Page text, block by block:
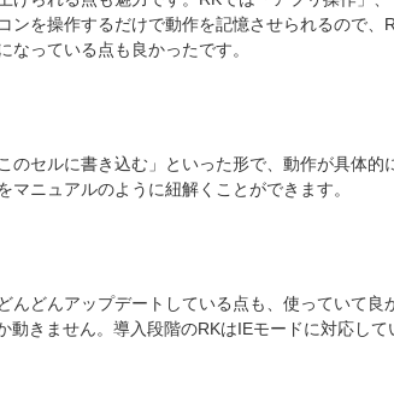
を操作するだけで動作を記憶させられるので
っている点も良かったです。
のセルに書き込む」といった形で、動作が具体
ニュアルのように紐解くことができます。
どんアップデートしている点も、使っていて
きません。導入段階のRKはIEモードに対応し